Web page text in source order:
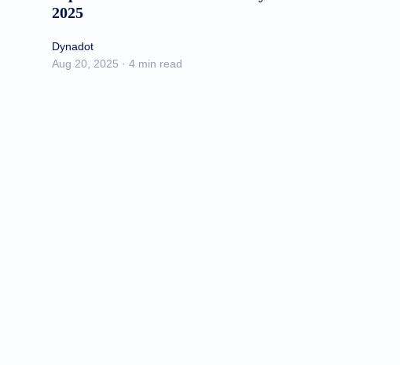
2025
Dynadot
Aug 20, 2025 · 4 min read